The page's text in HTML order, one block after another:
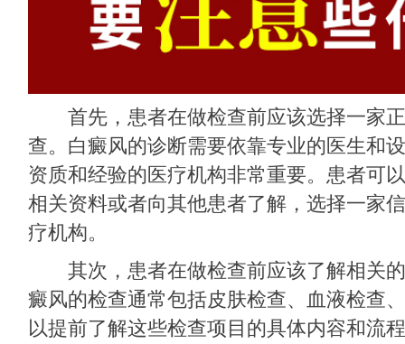
首先，患者在做检查前应该选择一家正
查。白癜风的诊断需要依靠专业的医生和
资质和经验的医疗机构非常重要。患者可
相关资料或者向其他患者了解，选择一家
疗机构。
其次，患者在做检查前应该了解相关的
癜风的检查通常包括皮肤检查、血液检查
以提前了解这些检查项目的具体内容和流